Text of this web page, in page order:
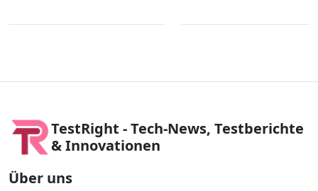
TestRight - Tech-News, Testberichte
& Innovationen
Über uns